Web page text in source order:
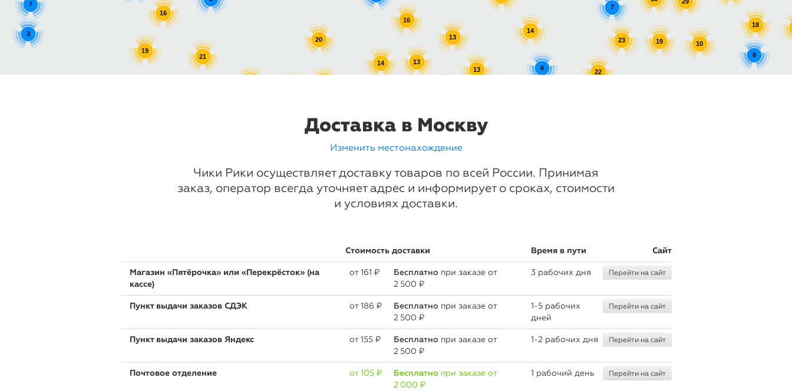
19
19
20
13
23
13
10
21
13
3
16
22
18
16
6
14
14
7
8
7
Доставка в Москву
Изменить местонахождение
Чики Рики осуществляет доставку товаров по всей России. Принимая
заказ, оператор всегда уточняет адрес и информирует о сроках, стоимости
и условиях доставки.
Стоимость доставки Время в пути Сайт
Магазин «Пятёрочка» или «Перекрёсток» (на
кассе)
oт 161 ₽ Бесплатнопри заказе от
2 500 ₽
3 рабочих дня Перейти на сайт
Пункт выдачи заказов СДЭК oт 186 ₽ Бесплатнопри заказе от
2 500 ₽
1-5 рабочих
дней
Перейти на сайт
Пункт выдачи заказов Яндекс oт 155 ₽ Бесплатнопри заказе от
2 500 ₽
1-2 рабочих дня Перейти на сайт
Почтовое отделение oт 105 ₽ Бесплатнопри заказе от
2 000 ₽
1 рабочий день Перейти на сайт